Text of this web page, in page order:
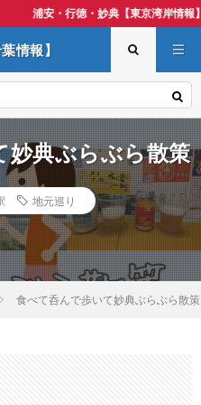
岸情報】最新記事
情報】
妙典ぶらぶら散策
地元巡り
食べて呑んで歩いて妙典ぶらぶら散策